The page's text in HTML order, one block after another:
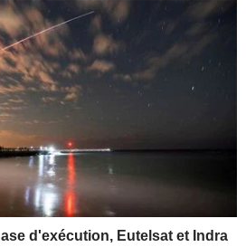
d'exécution, Eutelsat et Indra